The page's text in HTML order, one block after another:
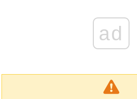
ad